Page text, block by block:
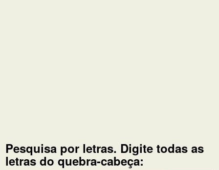
Pesquisa por letras. Digite todas as
letras do quebra-cabeça: